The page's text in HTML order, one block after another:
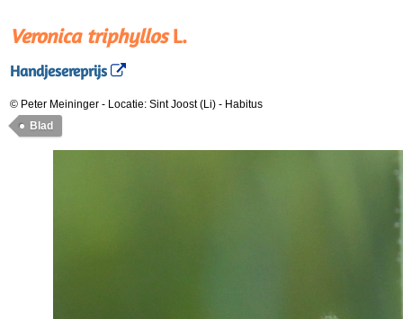
Veronica triphyllosL.
Handjesereprijs
© Peter Meininger - Locatie: Sint Joost (Li) - Habitus
Blad